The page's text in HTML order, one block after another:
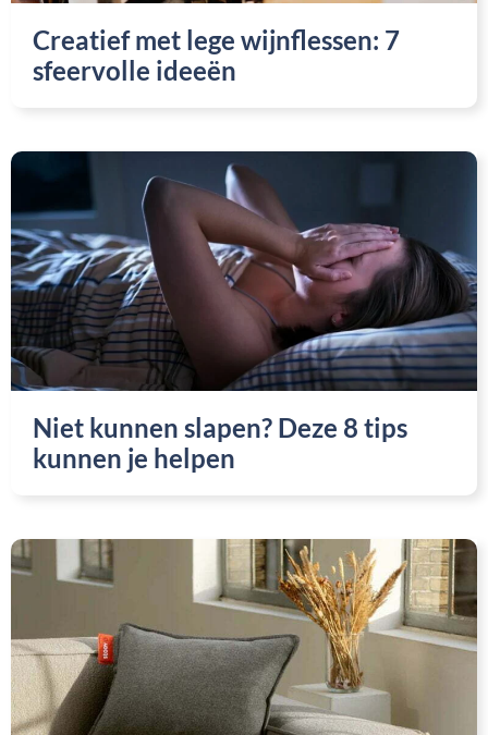
Creatief met lege wijnflessen: 7
sfeervolle ideeën
Niet kunnen slapen? Deze 8 tips
kunnen je helpen